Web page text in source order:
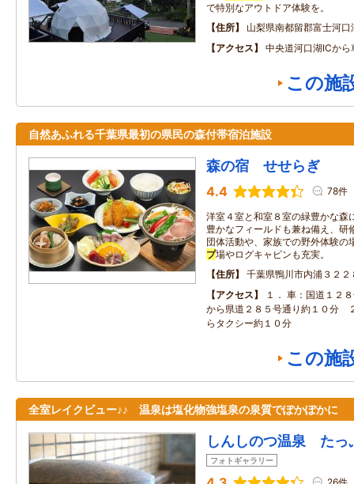
で特別なアウトドア体験を。
住所
山梨県南都留郡富士河口
アクセス
中央道河口湖ICから
この施
自然あふれる千葉県最初の県民の森付帯宿泊施設
森の宿 せせらぎ
4.4 78件
洋室４室と和室８室の緑豊かな森
豊かなフィールドも兼ね備え、研
団体活動や、家族での野外体験の
プ場やログキャビンも充実。
住所
千葉県鴨川市内浦３２２
アクセス
１． 車：国道１２
から県道２８５号通り約１０分
らタクシー約１０分
この施
全室レイクビュー♪♪ 温泉は塩化物強塩泉の泉質でぽかぽかに
しんしのつ温泉 たっ
フォトギャラリー